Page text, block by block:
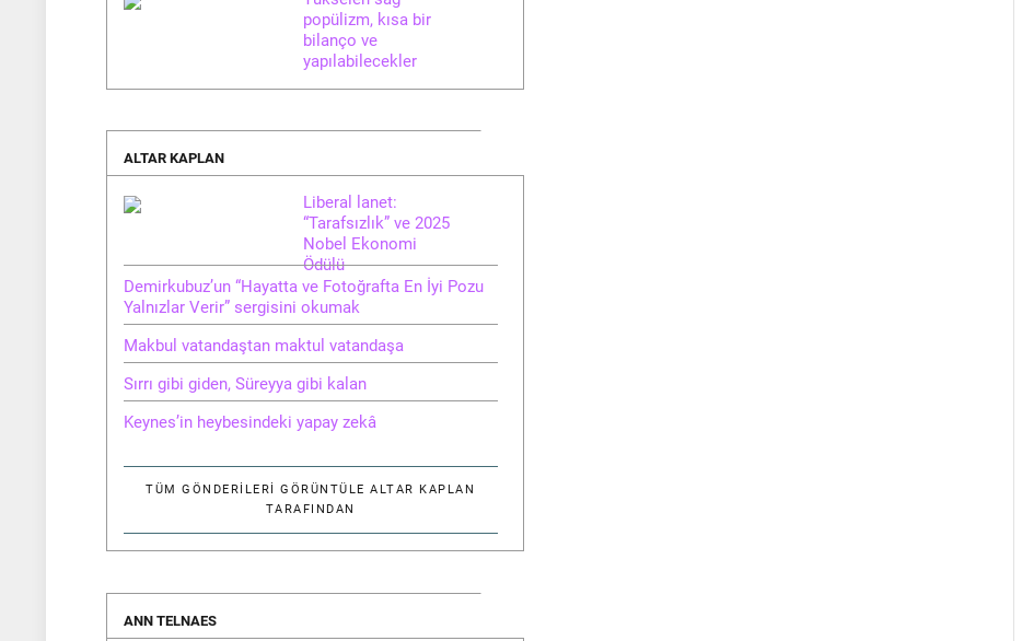
popülizm, kısa bir
bilanço ve
yapılabilecekler
ALTAR KAPLAN
Liberal lanet:
“Tarafsızlık” ve 2025
Nobel Ekonomi
Ödülü
Demirkubuz’un “Hayatta ve Fotoğrafta En İyi Pozu
Yalnızlar Verir” sergisini okumak
Makbul vatandaştan maktul vatandaşa
Sırrı gibi giden, Süreyya gibi kalan
Keynes’in heybesindeki yapay zekâ
TÜM GÖNDERILERI GÖRÜNTÜLE ALTAR KAPLAN
TARAFINDAN
ANN TELNAES